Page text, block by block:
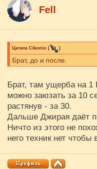
Fell
Цитата Cikоnio ( )
Брат, до и после.
Брат, там ущерба на 1
можно заюзать за 10
растянув - за 30.
Дальше Джирая даёт
Ничто из этого не
него техник нет